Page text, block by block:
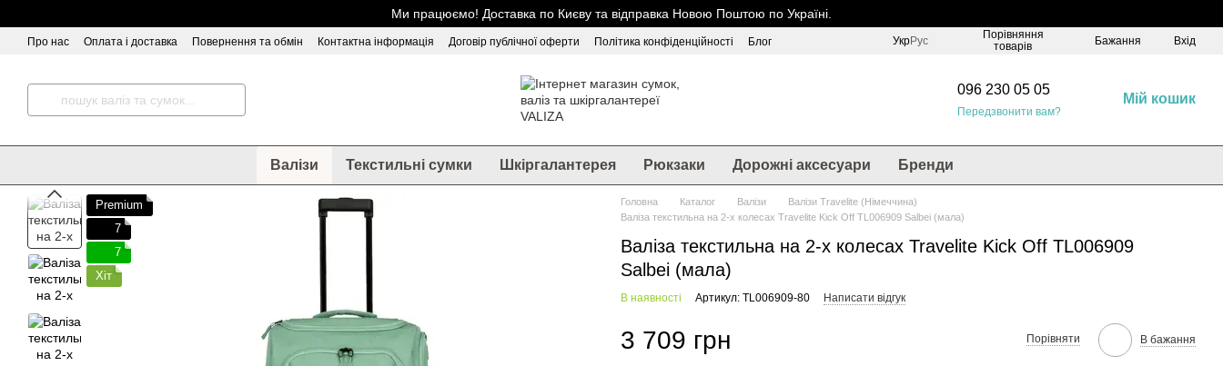
Ми працюємо! Доставка по Києву та відправка Новою Поштою по Україні.
Про нас Оплата і доставка Повернення та обмін Контактна інформація Договір публічної оферти Політика конфіденційності
Блог
УкрРус
Порівняння
товарів
Бажання Вхід
096 230 05 05
Передзвонити вам?
Мій кошик
Валізи Текстильні сумки Шкіргалантерея Рюкзаки Дорожні аксесуари Бренди
Premium
7
7
Хіт
Головна Каталог Валізи
Валізи Travelite (Німеччина)
Валіза текстильна на 2-х колесах Travelite Kick Off TL006909 Salbei (мала)
Валіза текстильна на 2-х колесах Travelite Kick Off TL006909
Salbei (мала)
В наявності Артикул: TL006909-80 Написати відгук
3 709 грн Порівняти В бажання